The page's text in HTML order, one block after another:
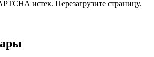
истек. Перезагрузите страницу.